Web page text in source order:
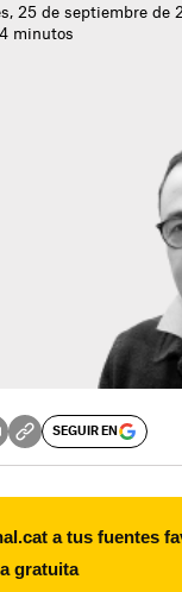
25 de septiembre de
minutos
SEGUIR EN
a tus fuentes
gratuita